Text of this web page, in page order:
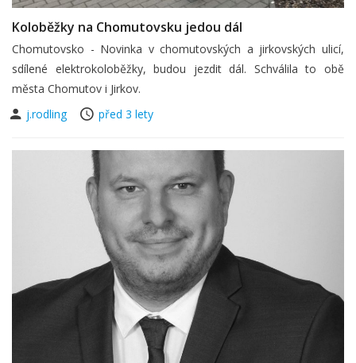
Koloběžky na Chomutovsku jedou dál
Chomutovsko - Novinka v chomutovských a jirkovských ulicí,
sdílené elektrokoloběžky, budou jezdit dál. Schválila to obě
města Chomutov i Jirkov.
j.rodling
před 3 lety